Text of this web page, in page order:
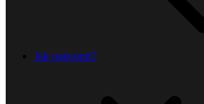
Jak nakoupit?